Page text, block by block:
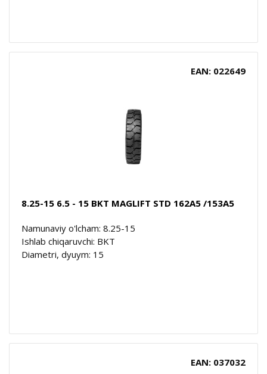
EAN: 022649
8.25-15 6.5 - 15 BKT MAGLIFT STD 162A5 /153A5
Namunaviy o'lcham: 8.25-15
Ishlab chiqaruvchi: BKT
Diametri, dyuym: 15
EAN: 037032